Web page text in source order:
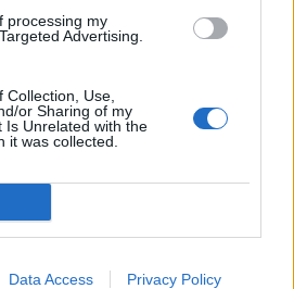
processing my
Advertising.
Use,
or Sharing of my
Is Unrelated with the
it was collected.
Data Access Privacy Policy